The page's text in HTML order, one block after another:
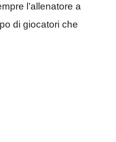
l’allenatore a
di giocatori che